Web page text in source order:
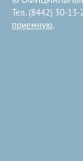
Тел. (8442) 30-
приемную.